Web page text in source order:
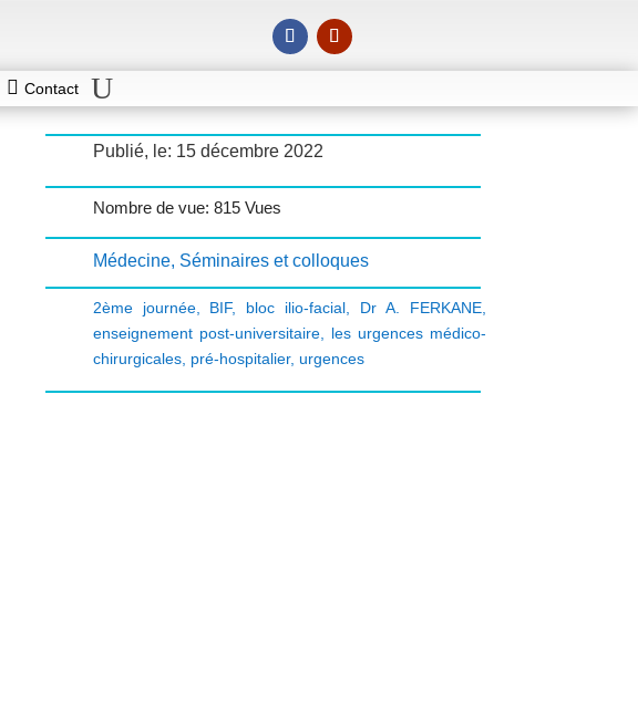
Contact
Publié, le: 15 décembre 2022
Nombre de vue: 815 Vues
Médecine, Séminaires et colloques
2ème journée, BIF, bloc ilio-facial, Dr A. FERKANE,
enseignement post-universitaire, les urgences médico-
chirurgicales, pré-hospitalier, urgences